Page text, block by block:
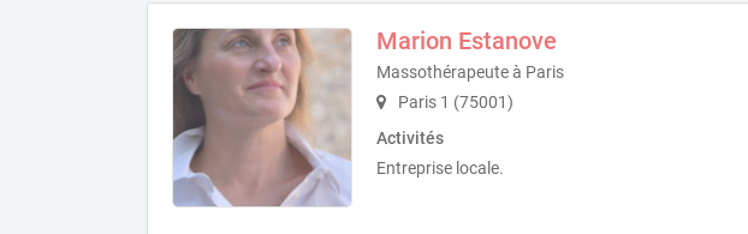
Marion Estanove
Massothérapeute à Paris
Paris 1 (75001)
Activités
Entreprise locale.